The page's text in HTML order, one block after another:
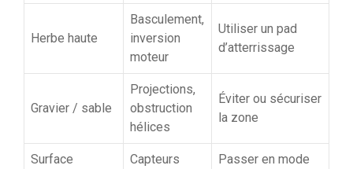
Herbe haute
Basculement,
inversion
moteur
Utiliser un pad
d’atterrissage
Gravier / sable
Projections,
obstruction
hélices
Éviter ou sécuriser
la zone
Surface
Capteurs
Passer en mode